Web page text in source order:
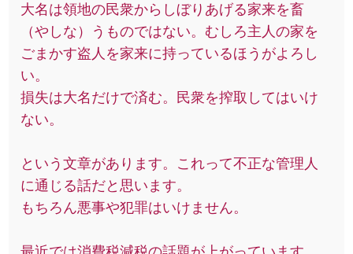
大名は領地の民衆からしぼりあげる家来を畜
（やしな）うものではない。むしろ主人の家を
ごまかす盗人を家来に持っているほうがよろし
い。
損失は大名だけで済む。民衆を搾取してはいけ
ない。
という文章があります。これって不正な管理人
に通じる話だと思います。
もちろん悪事や犯罪はいけません。